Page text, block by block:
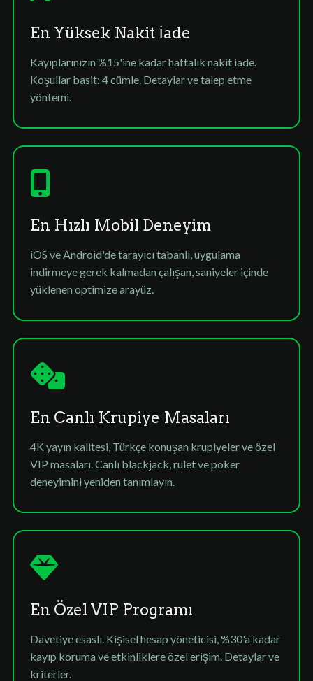
En Yüksek Nakit İade
Kayıplarınızın %15'ine kadar haftalık nakit iade.
Koşullar basit: 4 cümle. Detaylar ve talep etme
yöntemi.
En Hızlı Mobil Deneyim
iOS ve Android'de tarayıcı tabanlı, uygulama
indirmeye gerek kalmadan çalışan, saniyeler içinde
yüklenen optimize arayüz.
En Canlı Krupiye Masaları
4K yayın kalitesi, Türkçe konuşan krupiyeler ve özel
VIP masaları. Canlı blackjack, rulet ve poker
deneyimini yeniden tanımlayın.
En Özel VIP Programı
Davetiye esaslı. Kişisel hesap yöneticisi, %30'a kadar
kayıp koruma ve etkinliklere özel erişim. Detaylar ve
kriterler.